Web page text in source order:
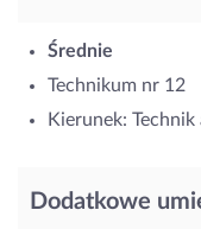
Średnie
Technikum nr 12
Kierunek:
Dodatkowe